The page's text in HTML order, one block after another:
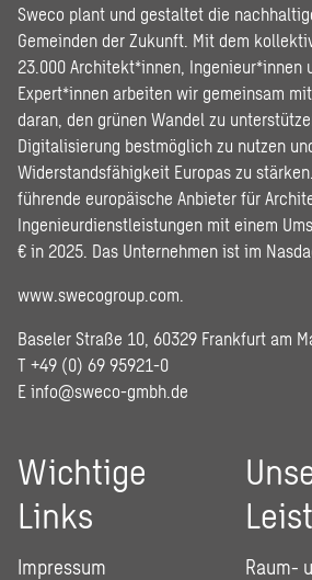
Sweco plant und gestaltet die
Gemeinden der Zukunft. Mit dem
23.000 Architekt*innen, Ingenieur*innen
Expert*innen arbeiten wir gemeinsam
daran, den grünen Wandel zu
Digitalisierung bestmöglich zu nutzen
Widerstandsfähigkeit Europas zu
führende europäische Anbieter für
Ingenieurdienstleistungen mit einem
€ in 2025. Das Unternehmen ist im
www.swecogroup.com
Baseler Straße 10, 60329 Frankfurt am
T +49 (0) 69 95921-0
E info@sweco-gmbh.de
Wichtige
Links
Impressum
Raum-